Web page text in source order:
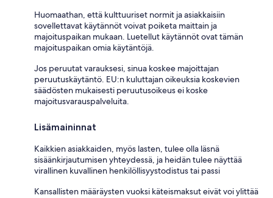
Huomaathan, että kulttuuriset normit ja asiakkaisiin
sovellettavat käytännöt voivat poiketa maittain ja
majoituspaikan mukaan. Luetellut käytännöt ovat tämän
majoituspaikan omia käytäntöjä.
Jos peruutat varauksesi, sinua koskee majoittajan
peruutuskäytäntö. EU:n kuluttajan oikeuksia koskevien
säädösten mukaisesti peruutusoikeus ei koske
majoitusvarauspalveluita.
Lisämaininnat
Kaikkien asiakkaiden, myös lasten, tulee olla läsnä
sisäänkirjautumisen yhteydessä, ja heidän tulee näyttää
virallinen kuvallinen henkilöllisyystodistus tai passi
Kansallisten määräysten vuoksi käteismaksut eivät voi ylittää